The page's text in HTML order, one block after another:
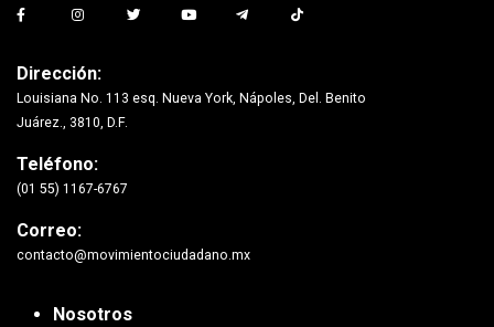
Dirección:
Louisiana No. 113 esq. Nueva York, Nápoles, Del. Benito
Juárez., 3810, D.F.
Teléfono:
(01 55) 1167-6767
Correo:
contacto@movimientociudadano.mx
Nosotros